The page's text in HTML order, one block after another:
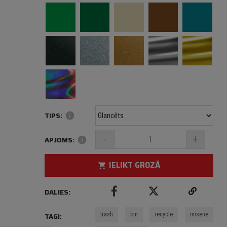
TIPS: info
APJOMS: info - +
shopping_cart IELIKT GROZĀ
DALIES:
TAGI: trash bin recycle misene